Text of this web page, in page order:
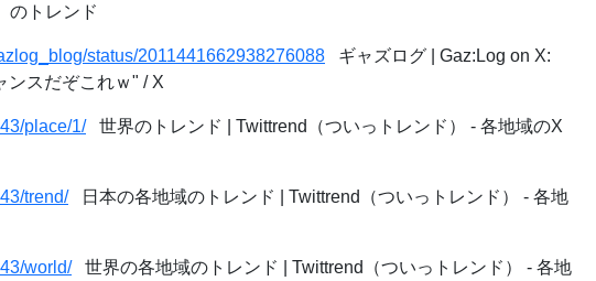
のトレンド
status/2011441662938276088 ギャズログ | Gaz:Log on X:
ンスだぞこれｗ" / X
place/1/世界のトレンド | Twittrend（ついっトレンド） - 各地域のX
trend/日本の各地域のトレンド | Twittrend（ついっトレンド） - 各地
world/世界の各地域のトレンド | Twittrend（ついっトレンド） - 各地